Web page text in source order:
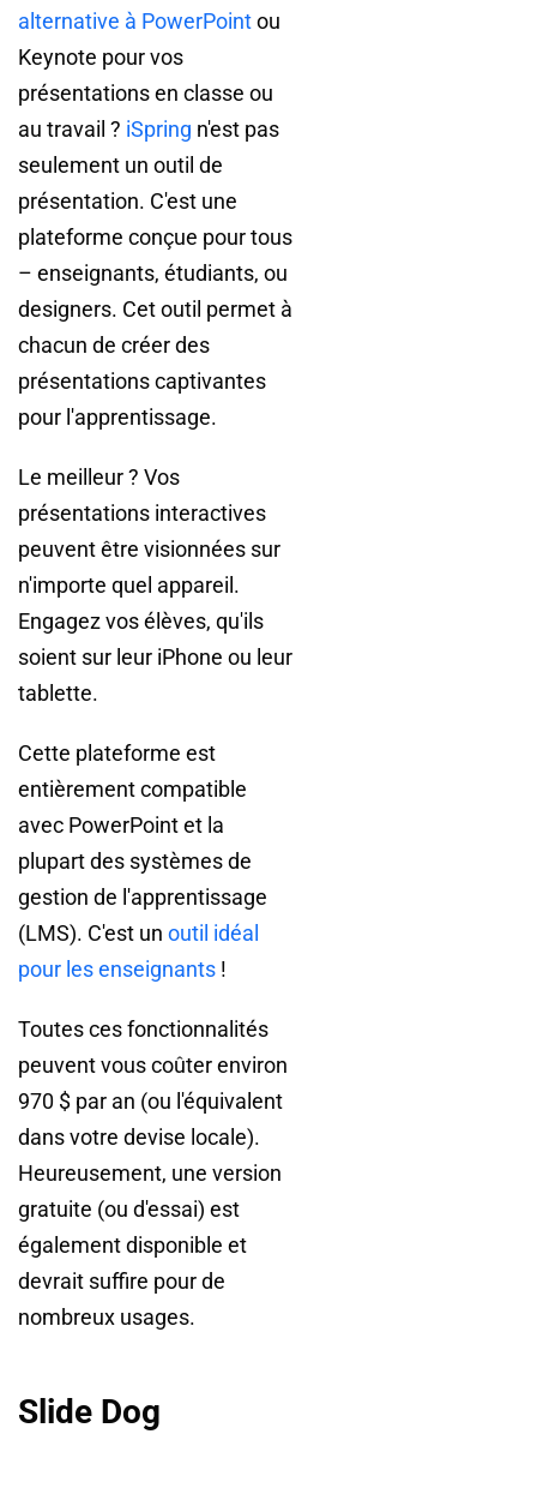
alternative à PowerPointou
Keynote pour vos
présentations en classe ou
au travail ? iSpring n'est pas
seulement un outil de
présentation. C'est une
plateforme conçue pour tous
– enseignants, étudiants, ou
designers. Cet outil permet à
chacun de créer des
présentations captivantes
pour l'apprentissage.
Le meilleur ? Vos
présentations interactives
peuvent être visionnées sur
n'importe quel appareil.
Engagez vos élèves, qu'ils
soient sur leur iPhone ou leur
tablette.
Cette plateforme est
entièrement compatible
avec PowerPoint et la
plupart des systèmes de
gestion de l'apprentissage
(LMS). C'est un outil idéal
pour les enseignants !
Toutes ces fonctionnalités
peuvent vous coûter environ
970 $ par an (ou l'équivalent
dans votre devise locale).
Heureusement, une version
gratuite (ou d'essai) est
également disponible et
devrait suffire pour de
nombreux usages.
Slide Dog